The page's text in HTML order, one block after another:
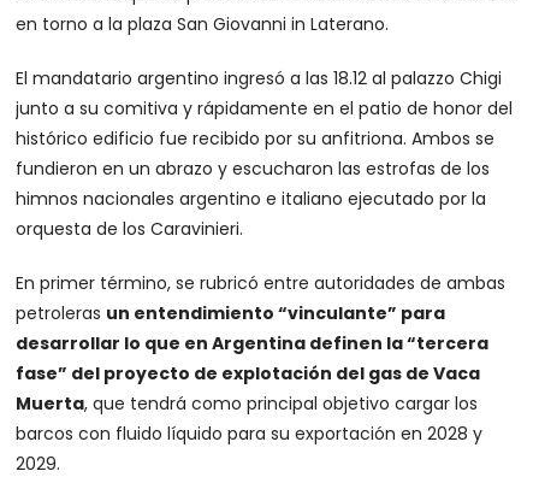
en torno a la plaza San Giovanni in Laterano.
El mandatario argentino ingresó a las 18.12 al palazzo Chigi
junto a su comitiva y rápidamente en el patio de honor del
histórico edificio fue recibido por su anfitriona. Ambos se
fundieron en un abrazo y escucharon las estrofas de los
himnos nacionales argentino e italiano ejecutado por la
orquesta de los Caravinieri.
En primer término, se rubricó entre autoridades de ambas
petroleras un entendimiento “vinculante” para
desarrollar lo que en Argentina definen la “tercera
fase” del proyecto de explotación del gas de Vaca
Muerta, que tendrá como principal objetivo cargar los
barcos con fluido líquido para su exportación en 2028 y
2029.